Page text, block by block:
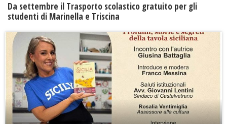
Da settembre il Trasporto scolastico gratuito per gli
studenti di Marinella e Triscina